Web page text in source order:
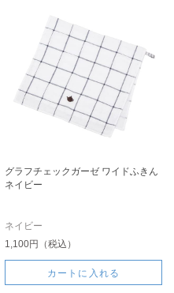
グラフチェックガーゼ ワイドふきん
ネイビー
ネイビー
1,100円（税込）
カートに入れる